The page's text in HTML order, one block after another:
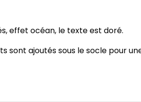
effet océan, le texte est doré.
sont ajoutés sous le socle pour